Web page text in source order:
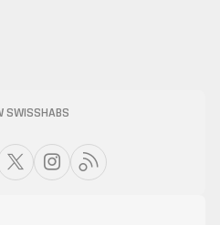
SWISSHABS